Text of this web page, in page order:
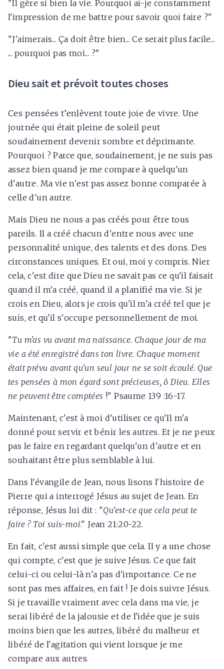
"Il gère si bien la vie. Pourquoi ai-je constamment
l'impression de me battre pour savoir quoi faire ?"
"J'aimerais... Ça doit être bien... Ce serait plus facile...
... pourquoi pas moi... ?"
Dieu sait et prévoit toutes choses
Ces pensées t’enlèvent toute joie de vivre. Une
journée qui était pleine de soleil peut
soudainement devenir sombre et déprimante.
Pourquoi ? Parce que, soudainement, je ne suis pas
assez bien quand je me compare à quelqu'un
d'autre. Ma vie n'est pas assez bonne comparée à
celle d'un autre.
Mais Dieu ne nous a pas créés pour être tous
pareils. Il a créé chacun d'entre nous avec une
personnalité unique, des talents et des dons. Des
circonstances uniques. Et oui, moi y compris. Nier
cela, c'est dire que Dieu ne savait pas ce qu'il faisait
quand il m'a créé, quand il a planifié ma vie. Si je
crois en Dieu, alors je crois qu'il m'a créé tel que je
suis, et qu'il s'occupe personnellement de moi.
"Tu m'as vu avant ma naissance. Chaque jour de ma
vie a été enregistré dans ton livre. Chaque moment
était prévu avant qu'un seul jour ne se soit écoulé. Que
tes pensées à mon égard sont précieuses, ô Dieu. Elles
ne peuvent être comptées !" Psaume 139 :16-17.
Maintenant, c'est à moi d'utiliser ce qu'Il m'a
donné pour servir et bénir les autres. Et je ne peux
pas le faire en regardant quelqu'un d'autre et en
souhaitant être plus semblable à lui.
Dans l'évangile de Jean, nous lisons l'histoire de
Pierre qui a interrogé Jésus au sujet de Jean. En
réponse, Jésus lui dit : "Qu'est-ce que cela peut te
faire ? Toi suis-moi." Jean 21:20-22.
En fait, c'est aussi simple que cela. Il y a une chose
qui compte, c'est que je suive Jésus. Ce que fait
celui-ci ou celui-là n'a pas d'importance. Ce ne
sont pas mes affaires, en fait ! Je dois suivre Jésus.
Si je travaille vraiment avec cela dans ma vie, je
serai libéré de la jalousie et de l'idée que je suis
moins bien que les autres, libéré du malheur et
libéré de l'agitation qui vient lorsque je me
compare aux autres.